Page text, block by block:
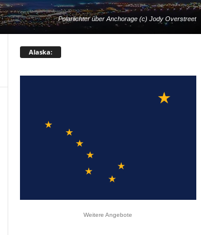
Polarlichter über Anchorage (c) Jody Overstreet
Alaska:
Weitere Angebote